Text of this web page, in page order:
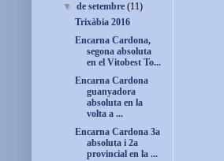
▼de setembre(11)
Trixàbia 2016
Encarna Cardona,
segona absoluta
en el Vitobest To...
Encarna Cardona
guanyadora
absoluta en la
volta a ...
Encarna Cardona 3a
absoluta i 2a
provincial en la ...